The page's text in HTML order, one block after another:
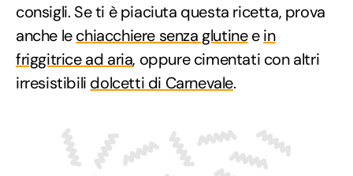
consigli. Se ti è piaciuta questa ricetta, prova
anche lechiacchiere senza glutineein
friggitrice ad aria, oppure cimentati con altri
irresistibili dolcetti di Carnevale.